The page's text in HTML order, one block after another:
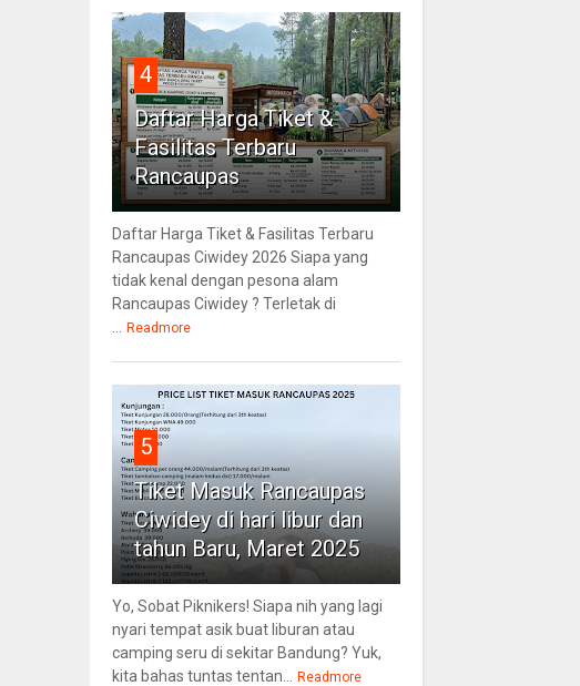
4
Daftar Harga Tiket &
Fasilitas Terbaru
Rancaupas
Daftar Harga Tiket & Fasilitas Terbaru
Rancaupas Ciwidey 2026 Siapa yang
tidak kenal dengan pesona alam
Rancaupas Ciwidey ? Terletak di
Readmore
5
Tiket Masuk Rancaupas
Ciwidey di hari libur dan
tahun Baru, Maret 2025
Yo, Sobat Piknikers! Siapa nih yang lagi
nyari tempat asik buat liburan atau
camping seru di sekitar Bandung? Yuk,
kita bahas tuntas tentan...
Readmore